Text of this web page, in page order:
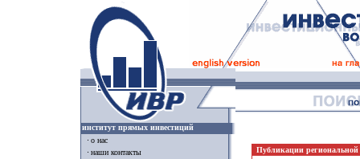
институт прямых инвестиций
о нас
наши контакты
Публикации региональной